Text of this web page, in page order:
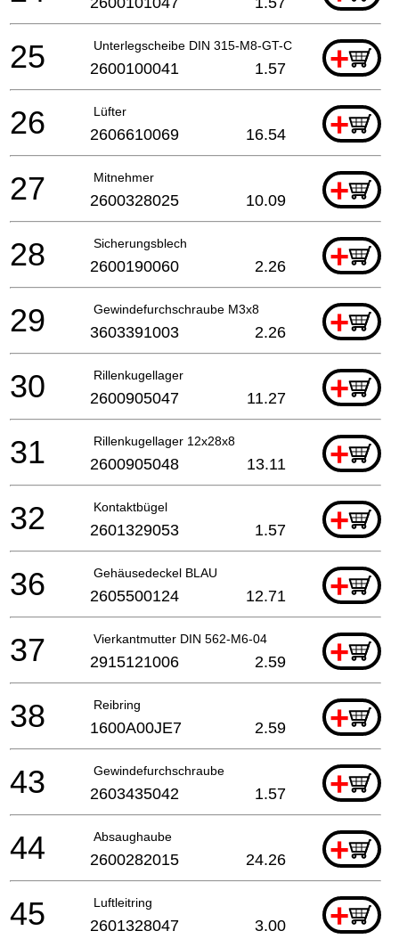
Unterlegscheibe DIN 315-M8-GT-C +
25 2600100041 1.57
Lüfter +
26 2606610069 16.54
Mitnehmer +
27 2600328025 10.09
Sicherungsblech +
28 2600190060 2.26
Gewindefurchschraube M3x8 +
29 3603391003 2.26
Rillenkugellager +
30 2600905047 11.27
Rillenkugellager 12x28x8 +
31 2600905048 13.11
Kontaktbügel +
32 2601329053 1.57
Gehäusedeckel BLAU +
36 2605500124 12.71
Vierkantmutter DIN 562-M6-04 +
37 2915121006 2.59
Reibring +
38 1600A00JE7 2.59
Gewindefurchschraube +
43 2603435042 1.57
Absaughaube +
44 2600282015 24.26
Luftleitring +
45 2601328047 3.00